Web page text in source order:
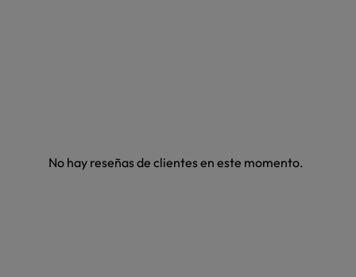
No hay reseñas de clientes en este momento.